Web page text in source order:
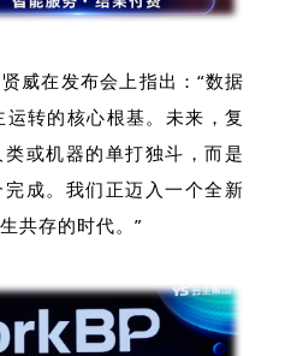
威在发布会上指出：“数据
转的核心根基。未来，复
或机器的单打独斗，而是
成。我们正迈入一个全新
共存的时代。”